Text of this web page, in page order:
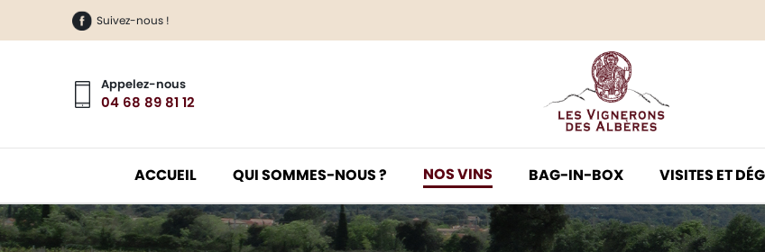
Suivez-nous !
Appelez-nous
04 68 89 81 12
ACCUEIL QUI SOMMES-NOUS ? NOS VINS
Vins doux BAG-IN-BOX VISITES ET